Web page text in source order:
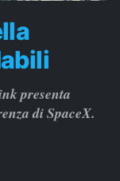
presenta
di SpaceX.